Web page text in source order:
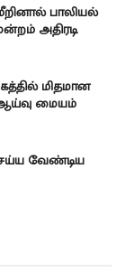
பாலியல்
அதிரடி
மிதமான
மையம்
வேண்டிய